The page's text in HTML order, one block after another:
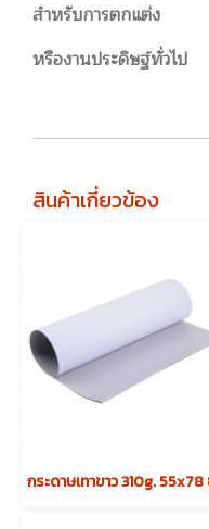
สำหรับการตกแต่ง
หรืองานประดิษฐ์ทั่วไป
สินค้าเกี่ยวข้อง